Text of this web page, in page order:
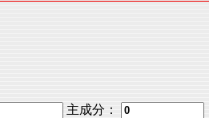
主成分：